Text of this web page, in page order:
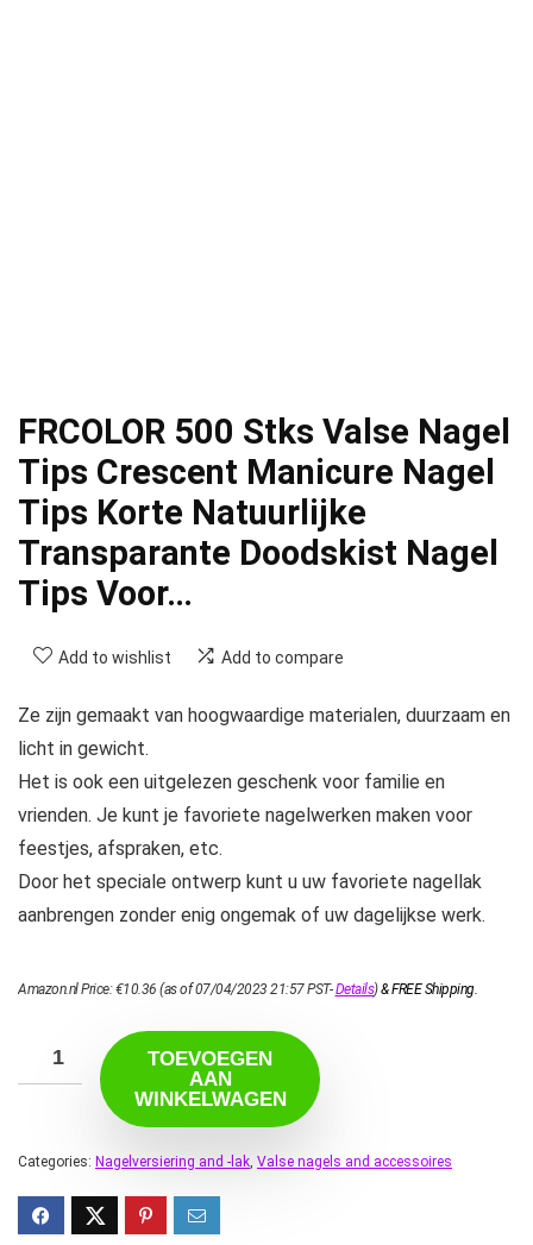
FRCOLOR 500 Stks Valse Nagel
Tips Crescent Manicure Nagel
Tips Korte Natuurlijke
Transparante Doodskist Nagel
Tips Voor…
Add to wishlist Add to compare
Ze zijn gemaakt van hoogwaardige materialen, duurzaam en
licht in gewicht.
Het is ook een uitgelezen geschenk voor familie en
vrienden. Je kunt je favoriete nagelwerken maken voor
feestjes, afspraken, etc.
Door het speciale ontwerp kunt u uw favoriete nagellak
aanbrengen zonder enig ongemak of uw dagelijkse werk.
Amazon.nl Price:€10.36 (as of 07/04/2023 21:57 PST-Details)&FREE Shipping.
TOEVOEGEN
AAN
WINKELWAGEN
Categories: Nagelversiering and -lak, Valse nagels and accessoires